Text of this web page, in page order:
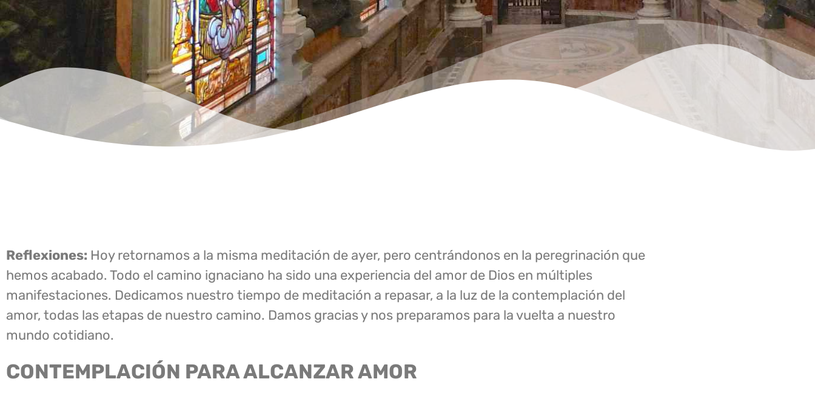
Reflexiones: Hoy retornamos a la misma meditación de ayer, pero centrándonos en la peregrinación que
hemos acabado. Todo el camino ignaciano ha sido una experiencia del amor de Dios en múltiples
manifestaciones. Dedicamos nuestro tiempo de meditación a repasar, a la luz de la contemplación del
amor, todas las etapas de nuestro camino. Damos gracias y nos preparamos para la vuelta a nuestro
mundo cotidiano.
CONTEMPLACIÓN PARA ALCANZAR AMOR